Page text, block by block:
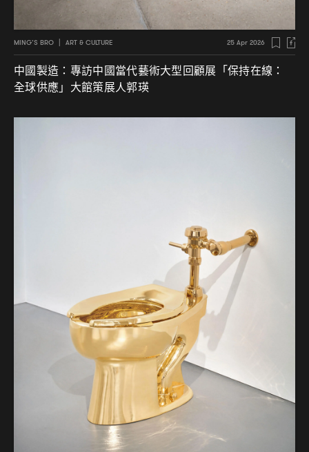
MING’S BRO ART & CULTURE 25 Apr 2026
中國製造 ： 專訪中國當代藝術大型回顧展「保持在線 ：
全球供應」大館策展人郭瑛